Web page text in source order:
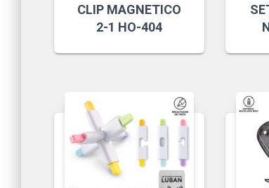
CLIP MAGNETICO
2-1 HO-404